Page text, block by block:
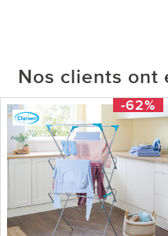
Nos clients ont
-62%